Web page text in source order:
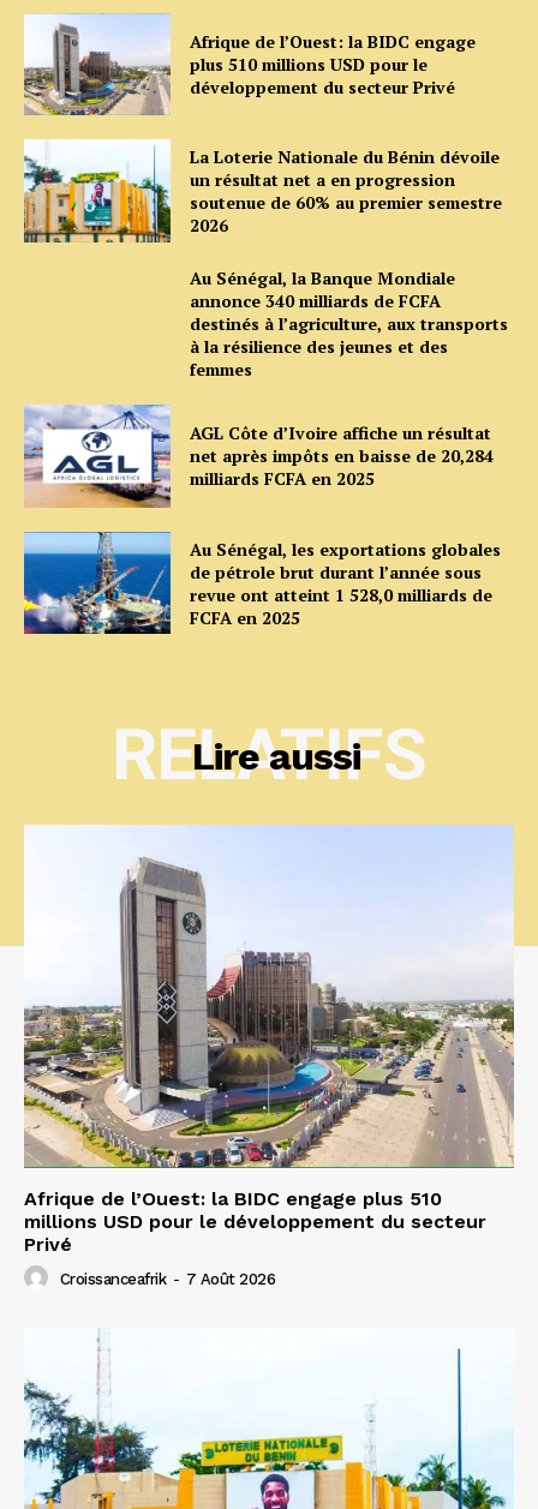
Afrique de l’Ouest: la BIDC engage
plus 510 millions USD pour le
développement du secteur Privé
La Loterie Nationale du Bénin dévoile
un résultat net a en progression
soutenue de 60% au premier semestre
2026
Au Sénégal, la Banque Mondiale
annonce 340 milliards de FCFA
destinés à l’agriculture, aux transports
à la résilience des jeunes et des
femmes
AGL Côte d’Ivoire affiche un résultat
net après impôts en baisse de 20,284
milliards FCFA en 2025
Au Sénégal, les exportations globales
de pétrole brut durant l’année sous
revue ont atteint 1 528,0 milliards de
FCFA en 2025
Lire aussi
RELATIFS
Afrique de l’Ouest: la BIDC engage plus 510
millions USD pour le développement du secteur
Privé
Croissanceafrik - 7 Août 2026